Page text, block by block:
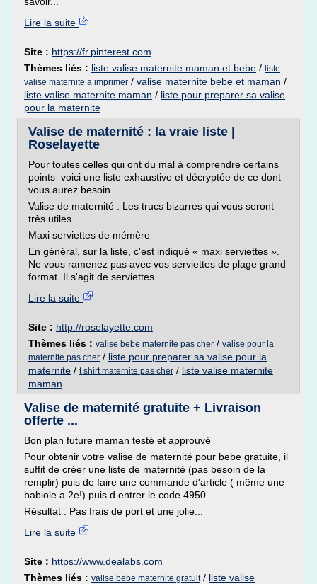
Lire la suite
Site : https://fr.pinterest.com
Thèmes liés : liste valise maternite maman et bebe / liste
valise maternite a imprimer / valise maternite bebe et maman /
liste valise maternite maman / liste pour preparer sa valise
pour la maternite
Valise de maternité : la vraie liste |
Roselayette
Pour toutes celles qui ont du mal à comprendre certains
points voici une liste exhaustive et décryptée de ce dont
vous aurez besoin...
Valise de maternité : Les trucs bizarres qui vous seront
très utiles
Maxi serviettes de mémère
En général, sur la liste, c'est indiqué « maxi serviettes ».
Ne vous ramenez pas avec vos serviettes de plage grand
format. Il s'agit de serviettes...
Lire la suite
Site : http://roselayette.com
Thèmes liés : valise bebe maternite pas cher / valise pour la
maternite pas cher / liste pour preparer sa valise pour la
maternite / t shirt maternite pas cher / liste valise maternite
maman
Valise de maternité gratuite + Livraison
offerte ...
Bon plan future maman testé et approuvé
Pour obtenir votre valise de maternité pour bebe gratuite, il
suffit de créer une liste de maternité (pas besoin de la
remplir) puis de faire une commande d'article ( même une
babiole a 2e!) puis d entrer le code 4950.
Résultat : Pas frais de port et une jolie...
Lire la suite
Site : https://www.dealabs.com
Thèmes liés : valise bebe maternite gratuit/ liste valise